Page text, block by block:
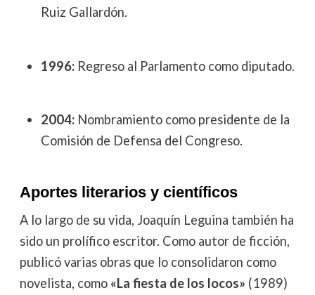
Ruiz Gallardón.
1996:Regreso al Parlamento como diputado.
2004:Nombramiento como presidente de la
Comisión de Defensa del Congreso.
Aportes literarios y científicos
A lo largo de su vida, Joaquín Leguina también ha
sido un prolífico escritor. Como autor de ficción,
publicó varias obras que lo consolidaron como
novelista, como «La fiesta de los locos» (1989)